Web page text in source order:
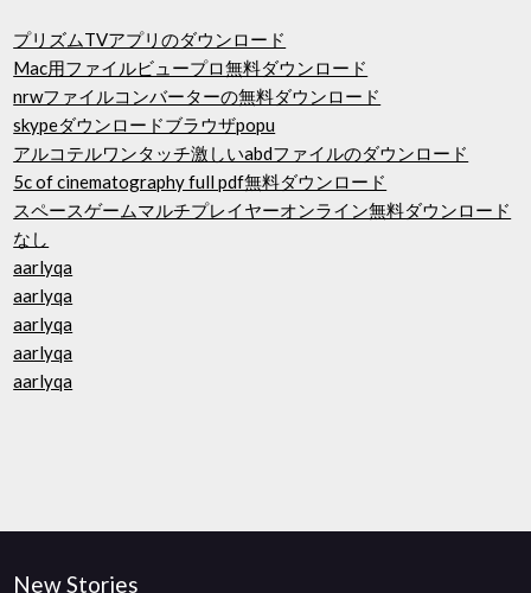
プリズムTVアプリのダウンロード
Mac用ファイルビュープロ無料ダウンロード
nrwファイルコンバーターの無料ダウンロード
skypeダウンロードブラウザpopu
アルコテルワンタッチ激しいabdファイルのダウンロード
5c of cinematography full pdf無料ダウンロード
スペースゲームマルチプレイヤーオンライン無料ダウンロード
なし
aarlyqa
aarlyqa
aarlyqa
aarlyqa
aarlyqa
New Stories